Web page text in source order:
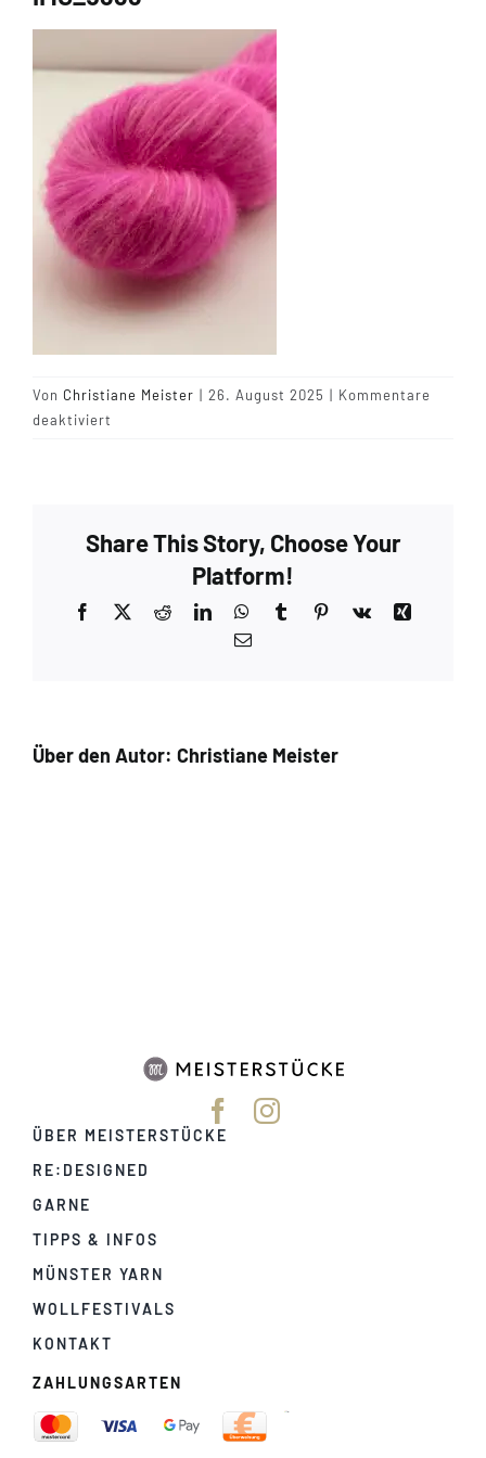
Tipps & Infos
Münster Yarn
Wollfestivals
Von Christiane Meister | 26. August 2025 | Kommentare
deaktiviert
Share This Story, Choose Your
Platform!
Facebook Reddit LinkedInWhatsApp
TumblrPinterest
Vk
E-
Über den Autor: Christiane Meister
ÜBER MEISTERSTÜCKE
RE:DESIGNED
GARNE
TIPPS & INFOS
MÜNSTER YARN
WOLLFESTIVALS
KONTAKT
ZAHLUNGSARTEN